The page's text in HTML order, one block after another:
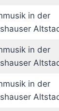
in der
in der
in der